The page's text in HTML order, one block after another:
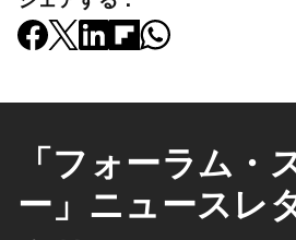
「フォーラム・
ー」ニュースレ